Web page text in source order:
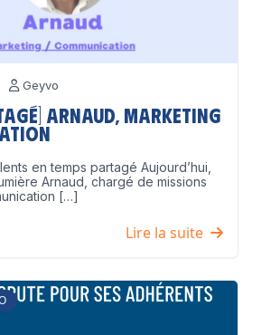
Geyvo
Arnaud, Marketing
en temps partagé Aujourd’hui,
Arnaud, chargé de missions
[…]
Lire la suite